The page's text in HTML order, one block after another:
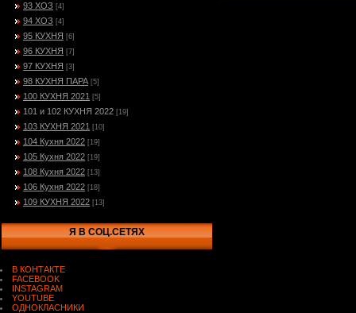
93 ХОЗ [4]
94 ХОЗ [4]
95 КУХНЯ [6]
96 КУХНЯ [7]
97 КУХНЯ [3]
98 КУХНЯ ПАРА [5]
100 КУХНЯ 2021 [5]
101 и 102 КУХНЯ 2022 [19]
103 КУХНЯ 2021 [10]
104 Кухня 2022 [19]
105 Кухня 2022 [19]
108 Кухня 2022 [13]
106 Кухня 2022 [18]
109 КУХНЯ 2022 [13]
Я В СОЦ.СЕТЯХ
В КОНТАКТЕ
FACEBOOK
INSTAGRAM
YOUTUBE
ОДНОКЛАСНИКИ